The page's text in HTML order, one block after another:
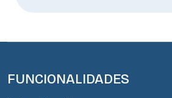
FUNCIONALIDADES